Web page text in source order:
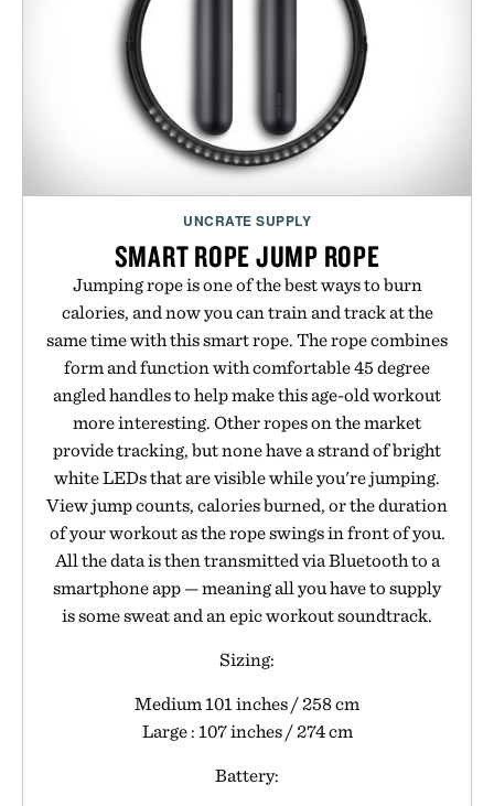
UNCRATE SUPPLY
SMART ROPE JUMP ROPE
Jumping rope is one of the best ways to burn
calories, and now you can train and track at the
same time with this smart rope. The rope combines
form and function with comfortable 45 degree
angled handles to help make this age-old workout
more interesting. Other ropes on the market
provide tracking, but none have a strand of bright
white LEDs that are visible while you're jumping.
View jump counts, calories burned, or the duration
of your workout as the rope swings in front of you.
All the data is then transmitted via Bluetooth to a
smartphone app — meaning all you have to supply
is some sweat and an epic workout soundtrack.
Sizing:
Medium 101 inches / 258 cm
Large : 107 inches / 274 cm
Battery: